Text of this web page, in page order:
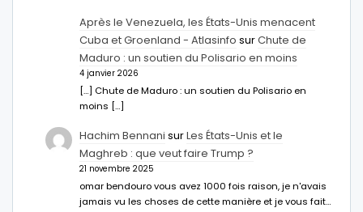
Après le Venezuela, les États-Unis menacent
Cuba et Groenland - Atlasinfo surChute de
Maduro : un soutien du Polisario en moins
4 janvier 2026
[…] Chute de Maduro : un soutien du Polisario en
moins […]
Hachim Bennani surLes États-Unis et le
Maghreb : que veut faire Trump ?
21 novembre 2025
omar bendouro vous avez 1000 fois raison, je n'avais
jamais vu les choses de cette manière et je vous fait…